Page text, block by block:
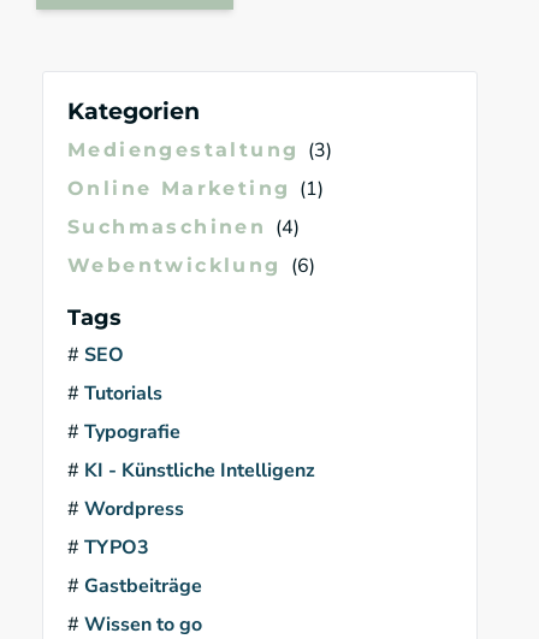
Kategorien
Mediengestaltung 3
Online Marketing 1
Suchmaschinen 4
Webentwicklung 6
Tags
# SEO
# Tutorials
# Typografie
# KI - Künstliche Intelligenz
# Wordpress
# TYPO3
# Gastbeiträge
# Wissen to go